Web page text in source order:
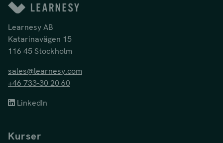
Learnesy AB
Katarinavägen 15
116 45 Stockholm
sales@learnesy.com
+46 733-30 20 60
LinkedIn
Kurser